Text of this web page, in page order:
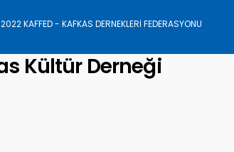
KAFFED - KAFKAS DERNEKLERİ FEDERASYONU
Kültür Derneği